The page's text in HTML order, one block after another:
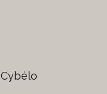
Cybélo